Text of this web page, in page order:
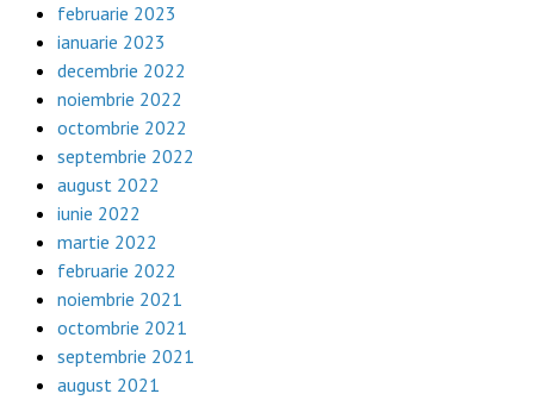
februarie 2023
ianuarie 2023
decembrie 2022
noiembrie 2022
octombrie 2022
septembrie 2022
august 2022
iunie 2022
martie 2022
februarie 2022
noiembrie 2021
octombrie 2021
septembrie 2021
august 2021